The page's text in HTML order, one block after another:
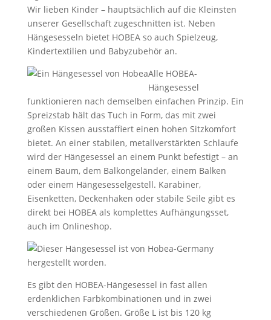
Wir lieben Kinder – hauptsächlich auf die Kleinsten
unserer Gesellschaft zugeschnitten ist. Neben
Hängesesseln bietet HOBEA so auch Spielzeug,
Kindertextilien und Babyzubehör an.
Alle HOBEA-
Hängesessel
funktionieren nach demselben einfachen Prinzip. Ein
Spreizstab hält das Tuch in Form, das mit zwei
großen Kissen ausstaffiert einen hohen Sitzkomfort
bietet. An einer stabilen, metallverstärkten Schlaufe
wird der Hängesessel an einem Punkt befestigt – an
einem Baum, dem Balkongeländer, einem Balken
oder einem Hängesesselgestell. Karabiner,
Eisenketten, Deckenhaken oder stabile Seile gibt es
direkt bei HOBEA als komplettes Aufhängungsset,
auch im Onlineshop.
Es gibt den HOBEA-Hängesessel in fast allen
erdenklichen Farbkombinationen und in zwei
verschiedenen Größen. Größe L ist bis 120 kg